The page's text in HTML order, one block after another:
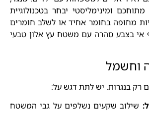
ומינימליסטי יבחר בטכנולוגיית
מחופה בחומר אחיד או לשלב חומרים
אי בצבע סהרה עם משטח עץ אלון טבעי
וחשמל
רק בנגרות. יש לתת דגש על:
שילוב שקעים נשלפים על גבי המשטח